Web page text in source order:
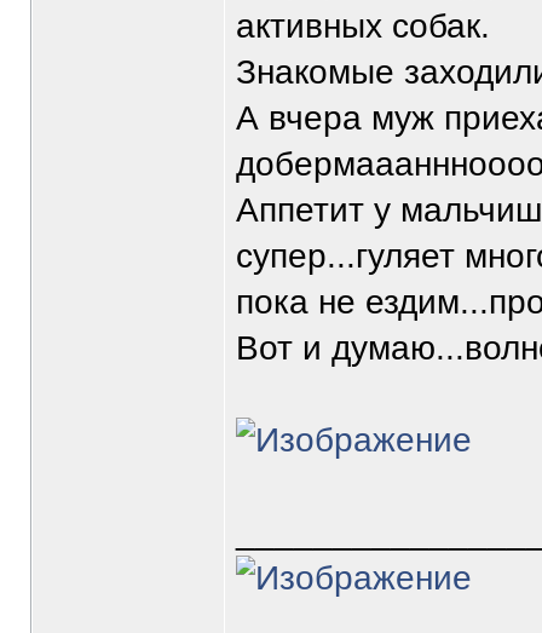
активных собак.
Знакомые
А вчера муж
Аппетит у
супер...гуляет
пока не
Вот и